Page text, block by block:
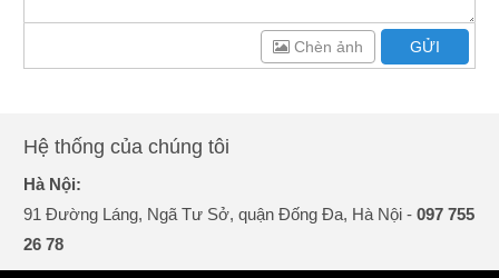
GỬI
Chèn ảnh
Hệ thống của chúng tôi
Hà Nội:
91 Đường Láng, Ngã Tư Sở, quận Đống Đa, Hà Nội -097 755
26 78